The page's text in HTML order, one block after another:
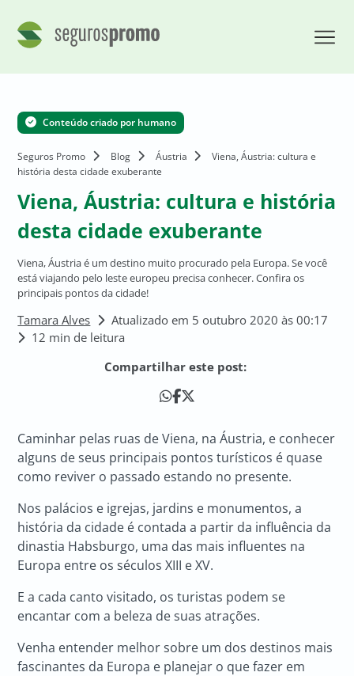
Conteúdo criado por humano
Seguros Promo Blog Áustria
Viena, Áustria: cultura e
história desta cidade exuberante
Viena, Áustria: cultura e história
desta cidade exuberante
Viena, Áustria é um destino muito procurado pela Europa. Se você
está viajando pelo leste europeu precisa conhecer. Confira os
principais pontos da cidade!
Tamara Alves
Atualizado em 5 outubro 2020 às 00:17
12 min de leitura
Compartilhar este post:
Caminhar pelas ruas de Viena, na Áustria, e conhecer
alguns de seus principais pontos turísticos é quase
como reviver o passado estando no presente.
Nos palácios e igrejas, jardins e monumentos, a
história da cidade é contada a partir da influência da
dinastia Habsburgo, uma das mais influentes na
Europa entre os séculos XIII e XV.
E a cada canto visitado, os turistas podem se
encantar com a beleza de suas atrações.
Venha entender melhor sobre um dos destinos mais
fascinantes da Europa e planejar o que fazer em